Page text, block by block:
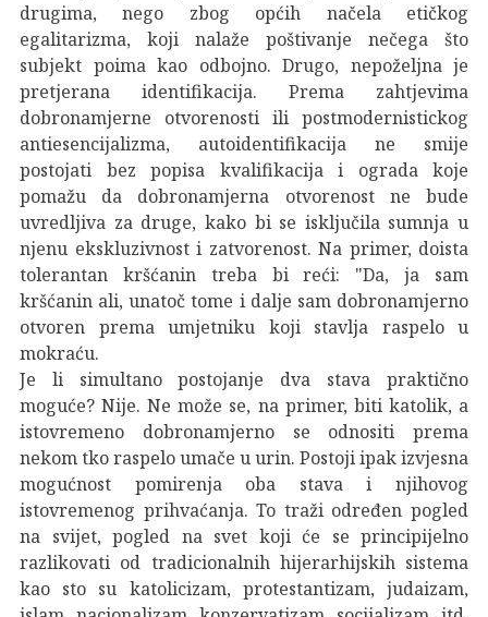
drugima, nego zbog općih načela etičkog
egalitarizma, koji nalaže poštivanje nečega što
subjekt poima kao odbojno. Drugo, nepoželjna je
pretjerana identifikacija. Prema zahtjevima
dobronamjerne otvorenosti ili postmodernistickog
antiesencijalizma, autoidentifikacija ne smije
postojati bez popisa kvalifikacija i ograda koje
pomažu da dobronamjerna otvorenost ne bude
uvredljiva za druge, kako bi se isključila sumnja u
njenu ekskluzivnost i zatvorenost. Na primer, doista
tolerantan kršćanin treba bi reći: "Da, ja sam
kršćanin ali, unatoč tome i dalje sam dobronamjerno
otvoren prema umjetniku koji stavlja raspelo u
mokraću.
Je li simultano postojanje dva stava praktično
moguće? Nije. Ne može se, na primer, biti katolik, a
istovremeno dobronamjerno se odnositi prema
nekom tko raspelo umače u urin. Postoji ipak izvjesna
mogućnost pomirenja oba stava i njihovog
istovremenog prihvaćanja. To traži određen pogled
na svijet, pogled na svet koji će se principijelno
razlikovati od tradicionalnih hijerarhijskih sistema
kao sto su katolicizam, protestantizam, judaizam,